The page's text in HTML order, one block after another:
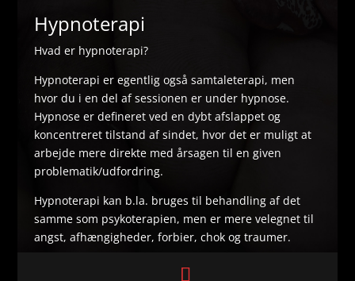
Hypnoterapi
Hvad er hypnoterapi?
Hypnoterapi er egentlig også samtaleterapi, men
hvor du i en del af sessionen er under hypnose.
Hypnose er defineret ved en dybt afslappet og
koncentreret tilstand af sindet, hvor det er muligt at
arbejde mere direkte med årsagen til en given
problematik/udfordring.
Hypnoterapi kan b.la. bruges til behandling af det
samme som psykoterapien, men er mere velegnet til
angst, afhængigheder, forbier, chok og traumer.